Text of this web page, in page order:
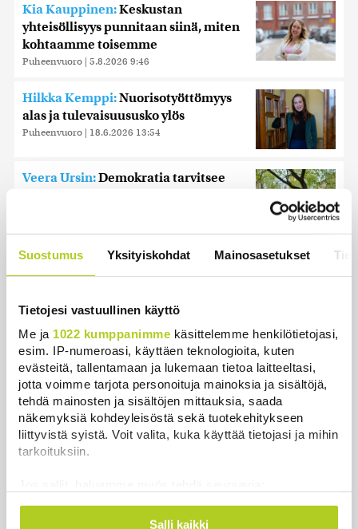
Suostumus Yksityiskohdat Mainosasetukset
Tietojesi vastuullinen käyttö
Me ja 1022 kumppanimme käsittelemme henkilötietojasi,
esim. IP-numeroasi, käyttäen teknologioita, kuten
evästeitä, tallentamaan ja lukemaan tietoa laitteeltasi,
jotta voimme tarjota personoituja mainoksia ja sisältöjä,
tehdä mainosten ja sisältöjen mittauksia, saada
näkemyksiä kohdeyleisöstä sekä tuotekehitykseen
liittyvistä syistä. Voit valita, kuka käyttää tietojasi ja mihin
tarkoituksiin.
Kerätä tietoja maantieteellisestä sijainnistasi,
mahdollisesti muutaman metrin tarkkuudella
Salli kaikki
Kia Kauppinen:Keskustan
yhteisöllisyys punnitaan siinä, miten
kohtaamme toisemme
Puheenvuoro | 5.8.2026 9:46
Hilkka Kemppi:Nuorisotyöttömyys
alas ja tulevaisuususko ylös
Puheenvuoro | 18.6.2026 13:54
Veera Ursin:Demokratia tarvitsee
Markku Siponen:Osallisuus ja
mahdollisuudet vaikuttaa rakentavat
Puheenvuoro | 11.6.2026 17:02
Tuomas Kettunen: Kiitoksen aika
Puheenvuoro 11.6.2026 8:48
Luetuimmat
Päivä Viikko Kuukausi
Miksi Ruotsin Daniel on pelkkä